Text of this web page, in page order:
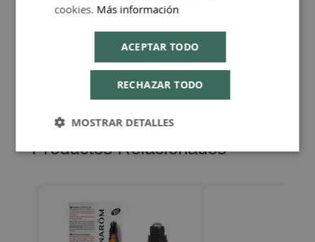
Consejos de Compra Producto
Productos Relacionados
cookies. Más información
ACEPTAR TODO
RECHAZAR TODO
MOSTRAR DETALLES